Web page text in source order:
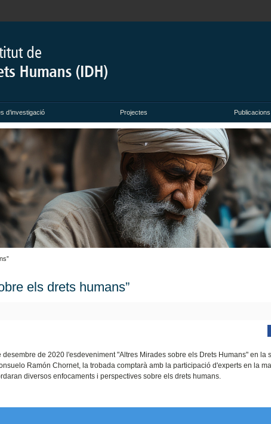
d’investigació Projectes Publicacions
els drets humans”
de 2020 l'esdeveniment "Altres Mirades sobre els Drets Humans" en la
Ramón Chornet, la trobada comptarà amb la participació d'experts en la
diversos enfocaments i perspectives sobre els drets humans.